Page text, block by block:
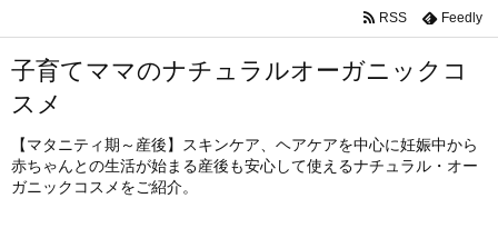
子育てママのナチュラルオーガニックコ
スメ
【マタニティ期～産後】スキンケア、ヘアケアを中心に妊娠中から
赤ちゃんとの生活が始まる産後も安心して使えるナチュラル・オー
ガニックコスメをご紹介。
RSS Feedly